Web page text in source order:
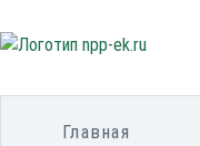
Главная